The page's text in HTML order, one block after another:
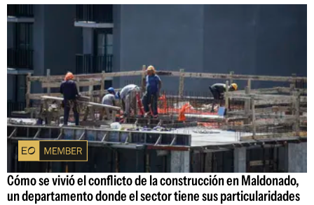
Cómo se vivió el conflicto de la construcción en Maldonado,
un departamento donde el sector tiene sus particularidades